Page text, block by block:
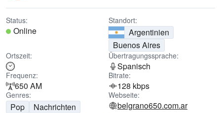
Status:
Online
Standort:
Argentinien
Buenos Aires
Ortszeit: Übertragungssprache:
Spanisch
Frequenz:
650 AM
Bitrate:
128 kbps
Genres:
Pop
Nachrichten
Webseite:
belgrano650.com.ar